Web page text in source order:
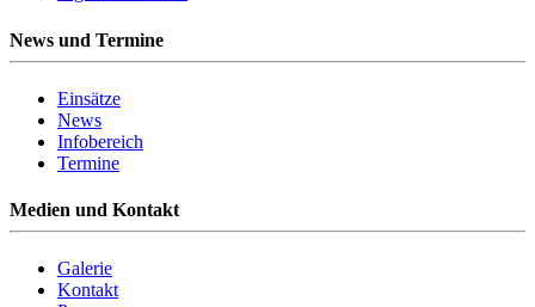
News und Termine
Einsätze
News
Infobereich
Termine
Medien und Kontakt
Galerie
Kontakt